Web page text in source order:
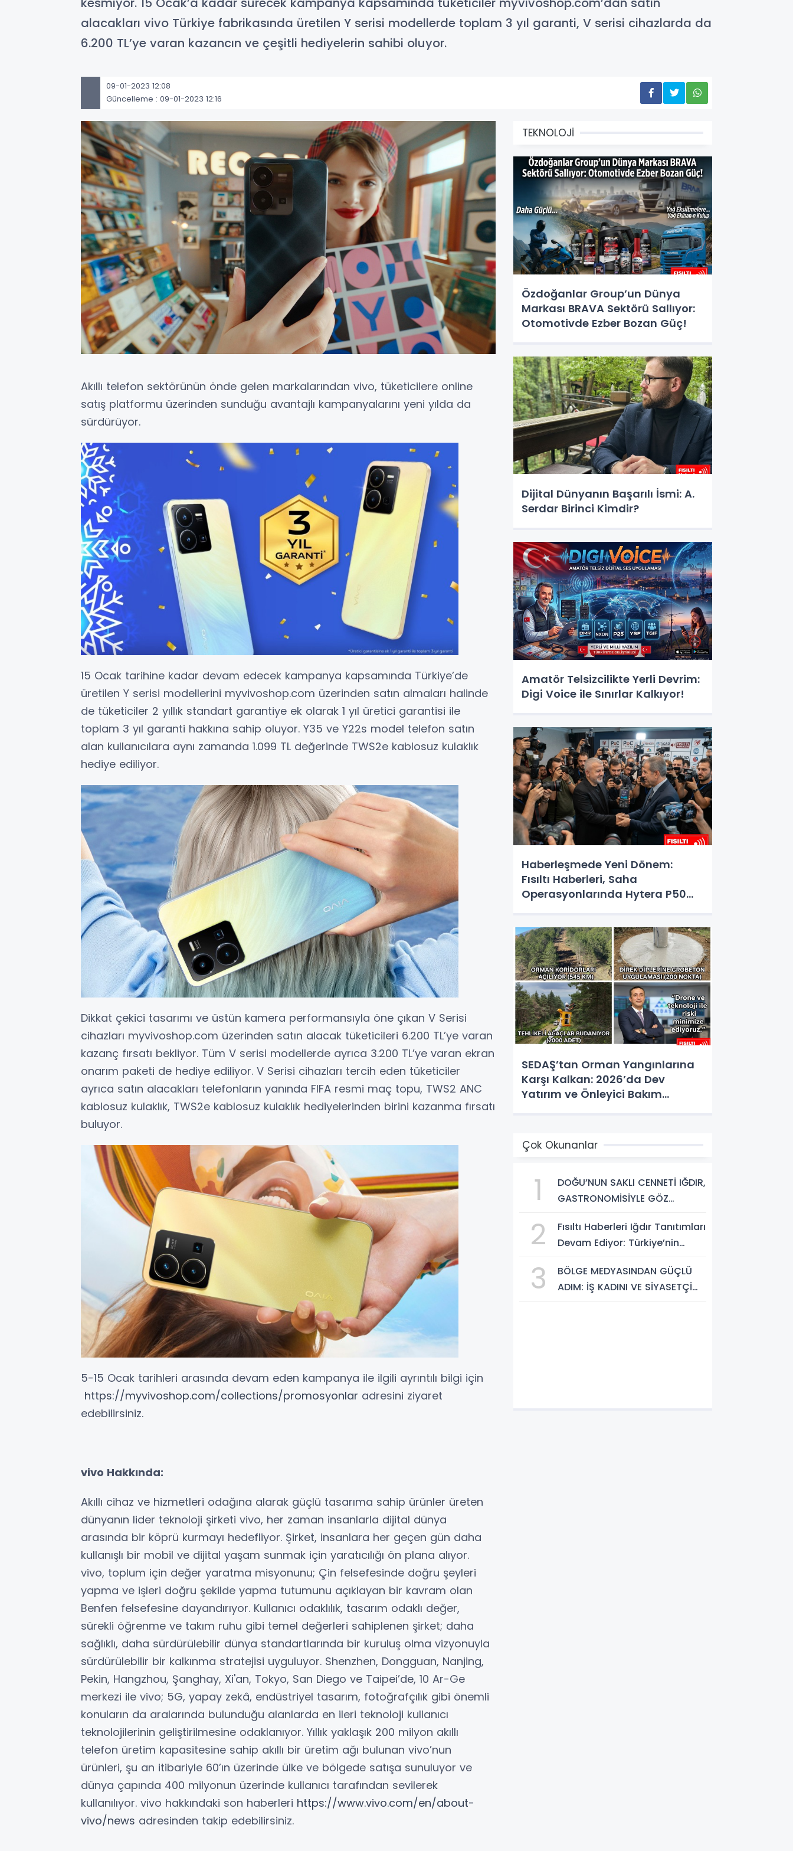
alacakları vivo Türkiye fabrikasında üretilen Y serisi modellerde toplam 3 yıl garanti, V serisi cihazlarda da
6.200 TL’ye varan kazancın ve çeşitli hediyelerin sahibi oluyor.
09-01-2023 12:08
Güncelleme : 09-01-2023 12:16
Akıllı telefon sektörünün önde gelen markalarından vivo, tüketicilere online
satış platformu üzerinden sunduğu avantajlı kampanyalarını yeni yılda da
sürdürüyor.
15 Ocak tarihine kadar devam edecek kampanya kapsamında Türkiye’de
üretilen Y serisi modellerini myvivoshop.com üzerinden satın almaları halinde
de tüketiciler 2 yıllık standart garantiye ek olarak 1 yıl üretici garantisi ile
toplam 3 yıl garanti hakkına sahip oluyor. Y35 ve Y22s model telefon satın
alan kullanıcılara aynı zamanda 1.099 TL değerinde TWS2e kablosuz kulaklık
hediye ediliyor.
Dikkat çekici tasarımı ve üstün kamera performansıyla öne çıkan V Serisi
cihazları myvivoshop.com üzerinden satın alacak tüketicileri 6.200 TL’ye varan
kazanç fırsatı bekliyor. Tüm V serisi modellerde ayrıca 3.200 TL’ye varan ekran
onarım paketi de hediye ediliyor. V Serisi cihazları tercih eden tüketiciler
ayrıca satın alacakları telefonların yanında FIFA resmi maç topu, TWS2 ANC
kablosuz kulaklık, TWS2e kablosuz kulaklık hediyelerinden birini kazanma fırsatı
buluyor.
5-15 Ocak tarihleri arasında devam eden kampanya ile ilgili ayrıntılı bilgi için
https://myvivoshop.com/collections/promosyonlar adresini ziyaret
edebilirsiniz.
vivo Hakkında:
Akıllı cihaz ve hizmetleri odağına alarak güçlü tasarıma sahip ürünler üreten
dünyanın lider teknoloji şirketi vivo, her zaman insanlarla dijital dünya
arasında bir köprü kurmayı hedefliyor. Şirket, insanlara her geçen gün daha
kullanışlı bir mobil ve dijital yaşam sunmak için yaratıcılığı ön plana alıyor.
vivo, toplum için değer yaratma misyonunu; Çin felsefesinde doğru şeyleri
yapma ve işleri doğru şekilde yapma tutumunu açıklayan bir kavram olan
Benfen felsefesine dayandırıyor. Kullanıcı odaklılık, tasarım odaklı değer,
sürekli öğrenme ve takım ruhu gibi temel değerleri sahiplenen şirket; daha
sağlıklı, daha sürdürülebilir dünya standartlarında bir kuruluş olma vizyonuyla
sürdürülebilir bir kalkınma stratejisi uyguluyor. Shenzhen, Dongguan, Nanjing,
Pekin, Hangzhou, Şanghay, Xi'an, Tokyo, San Diego ve Taipei’de, 10 Ar-Ge
merkezi ile vivo; 5G, yapay zekâ, endüstriyel tasarım, fotoğrafçılık gibi önemli
konuların da aralarında bulunduğu alanlarda en ileri teknoloji kullanıcı
teknolojilerinin geliştirilmesine odaklanıyor. Yıllık yaklaşık 200 milyon akıllı
telefon üretim kapasitesine sahip akıllı bir üretim ağı bulunan vivo’nun
ürünleri, şu an itibariyle 60’ın üzerinde ülke ve bölgede satışa sunuluyor ve
dünya çapında 400 milyonun üzerinde kullanıcı tarafından sevilerek
kullanılıyor. vivo hakkındaki son haberleri https://www.vivo.com/en/about-
vivo/news adresinden takip edebilirsiniz.
TEKNOLOJİ
Özdoğanlar Group’un Dünya
Markası BRAVA Sektörü Sallıyor:
Otomotivde Ezber Bozan Güç!
Dijital Dünyanın Başarılı İsmi: A.
Serdar Birinci Kimdir?
Amatör Telsizcilikte Yerli Devrim:
Digi Voice ile Sınırlar Kalkıyor!
Haberleşmede Yeni Dönem:
Fısıltı Haberleri, Saha
Operasyonlarında Hytera P50
SEDAŞ’tan Orman Yangınlarına
Karşı Kalkan: 2026’da Dev
Yatırım ve Önleyici Bakım
Çok Okunanlar
1
DOĞU’NUN SAKLI CENNETİ IĞDIR,
GASTRONOMİSİYLE GÖZ
ANADOLU KÜLTÜRÜNÜN
BULUŞMA NOKTASI
2
Fısıltı Haberleri Iğdır Tanıtımları
Devam Ediyor: Türkiye’nin
Cennetleri Keşfedilmeyi
Bekliyor
3
BÖLGE MEDYASINDAN GÜÇLÜ
ADIM: İŞ KADINI VE SİYASETÇİ